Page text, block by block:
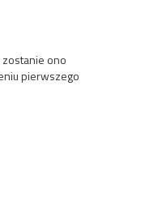
ono
pierwszego